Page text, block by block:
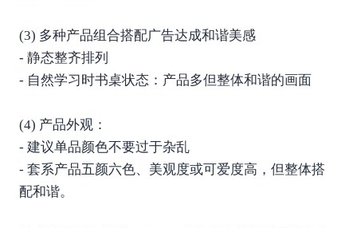
(3) 多种产品组合搭配广告达成和谐美感
- 静态整齐排列
- 自然学习时书桌状态：产品多但整体和谐的画面
(4) 产品外观：
- 建议单品颜色不要过于杂乱
- 套系产品五颜六色、美观度或可爱度高，但整体搭
配和谐。